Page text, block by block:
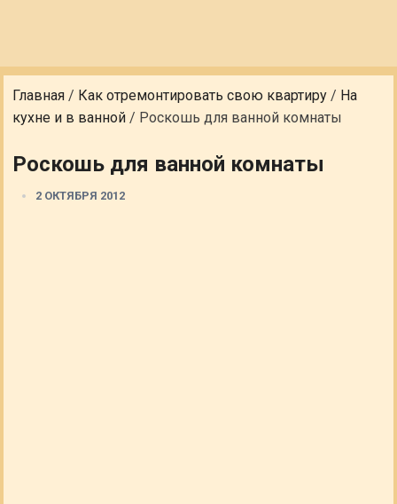
Главная / Как отремонтировать свою квартиру / На
кухне и в ванной / Роскошь для ванной комнаты
Роскошь для ванной комнаты
2 ОКТЯБРЯ 2012